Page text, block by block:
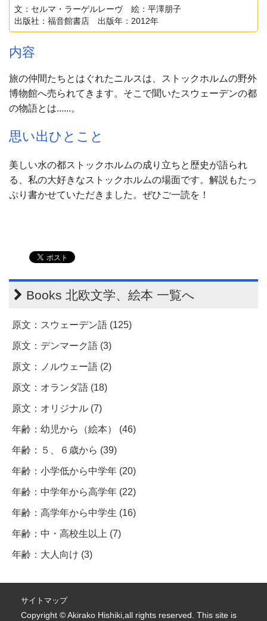
文：セルマ・ラーゲルレーヴ 絵：平澤朋子
出版社：福音館書店 出版年：2012年
内容
旅の仲間たちとはぐれたニルスは、ストックホルムの野外
博物館へ売られてきます。そこで聞いたスウェーデンの都
の物語とは......。
思い出ひとこと
美しい水の都ストックホルムの成り立ちと歴史が語られ
る、私の大好きなストックホルムの場面です。解説もたっ
ぷり書かせていただきました。ぜひご一読を！
Books 北欧文学、絵本 一覧へ
原文：スウェーデン語 (125)
原文：デンマーク語 (3)
原文：ノルウェー語 (2)
原文：オランダ語 (18)
原文：オリジナル (7)
年齢：幼児から（絵本） (46)
年齢：５、６歳から (39)
年齢：小学低から中学年 (20)
年齢：中学年から高学年 (22)
年齢：高学年から中学生 (16)
年齢：中・高校生以上 (7)
年齢：大人向け (3)
サイトマップ
Copyright © Akirako Hishiki,all rights reserved. This site is